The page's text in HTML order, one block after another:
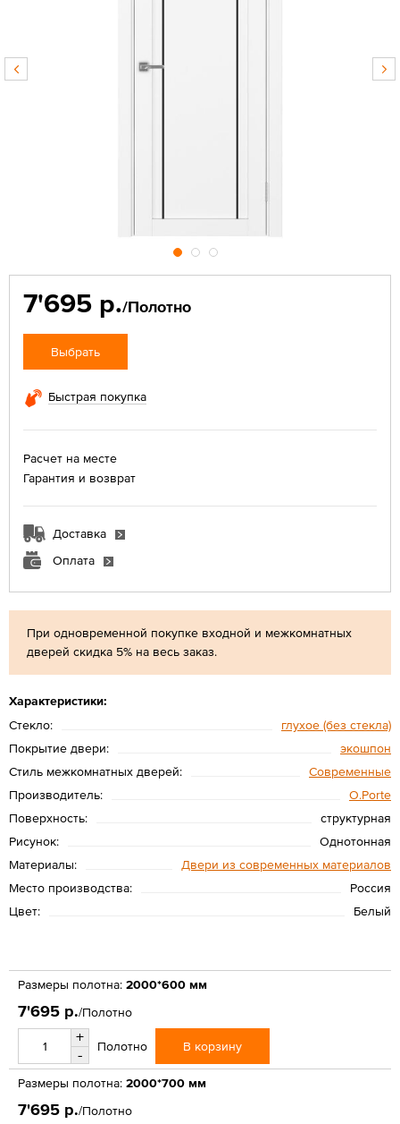
При одновременной покупке входной и межкомнатных
дверей скидка 5% на весь заказ.
Характеристики:
Стекло:
глухое (без стекла)
Покрытие двери:
экошпон
Стиль межкомнатных дверей:
Современные
Производитель:
O.Porte
Поверхность:
структурная
Рисунок:
Однотонная
Материалы:
Двери из современных материалов
Место производства:
Россия
Цвет:
Белый
7'695 р./Полотно
Выбрать
Быстрая покупка
Расчет на месте
Гарантия и возврат
Доставка
Оплата
Размеры полотна: 2000*600 мм
7'695 р./Полотно
+
-
Полотно В корзину
Размеры полотна: 2000*700 мм
7'695 р./Полотно